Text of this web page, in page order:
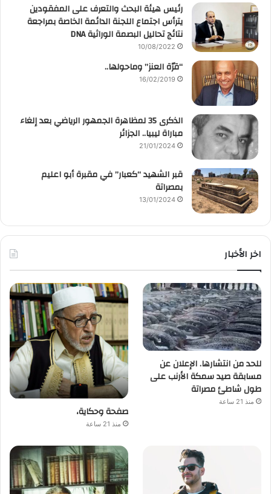
رئيس هيئة البحث والتعرف على المفقودين
يترأس اجتماع اللجنة الدائمة الخاصة بمراجعة
نتائج تحاليل البصمة الوراثية DNA
10/08/2022
“قرّة العنز” وماحولها..
16/02/2019
الذكرى 35 لمظاهرة الجمهور الرياضي بعد إلغاء
مباراة ليبيا.. الجزائر
21/01/2024
قبر الشهيد “كعبار” في مقبرة أبو اعليم
بمصراتة
13/01/2024
اخر الأخبار
للحد من انتشارها. الإعلان عن
مسابقة صيد سمكة الأرنب على
طول شاطئ مصراتة
منذ 21 ساعة
صفحة وحكاية،
منذ 21 ساعة